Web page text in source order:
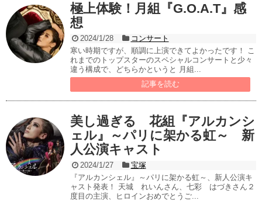
極上体験！月組『G.O.A.T』感
想
2024/1/28
コンサート
寒い時期ですが、順調に上演できてよかったです！ こ
れまでのトップスターのスペシャルコンサートと少々
違う構成で、どちらかというと 月組...
記事を読む
美し過ぎる 花組『アルカンシ
ェル』～パリに架かる虹～ 新
人公演キャスト
2024/1/27
宝塚
『アルカンシェル』～パリに架かる虹～、新人公演キ
ャスト発表！ 天城 れいんさん、七彩 はづきさん２
度目の主演、ヒロインおめでとうご...